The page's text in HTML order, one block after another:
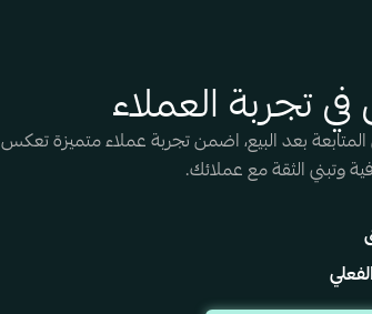
تجربة العملاء
المتابعة بعد البيع، اضمن تجربة عملاء متميزة تعكس
وتبني الثقة مع عملائك.